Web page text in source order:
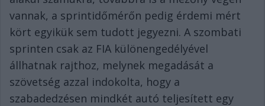
vannak, a sprintidőmérőn pedig érdemi mért
kört egyikük sem tudott jegyezni. A szombati
sprinten csak az FIA különengedélyével
állhatnak rajthoz, melynek megadását a
szövetség azzal indokolta, hogy a
szabadedzésen mindkét autó teljesített egy